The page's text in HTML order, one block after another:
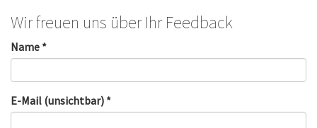
Wir freuen uns über Ihr Feedback
Name *
E-Mail (unsichtbar) *